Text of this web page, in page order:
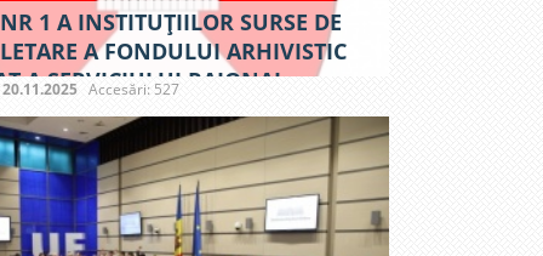
1 A INSTITUŢIILOR SURSE DE
A FONDULUI ARHIVISTIC
A SERVICIULUI RAIONAL
20.11.2025 Accesări: 527